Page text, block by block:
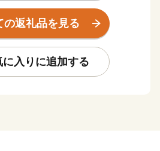
ンの大綱を引き合う大綱祭りが
佐地区では海上から花火を打ち上
晴らしい文化がたくさんありま
礼の品詳細ページからご覧いただ
の返礼品を見る
に入りに追加する